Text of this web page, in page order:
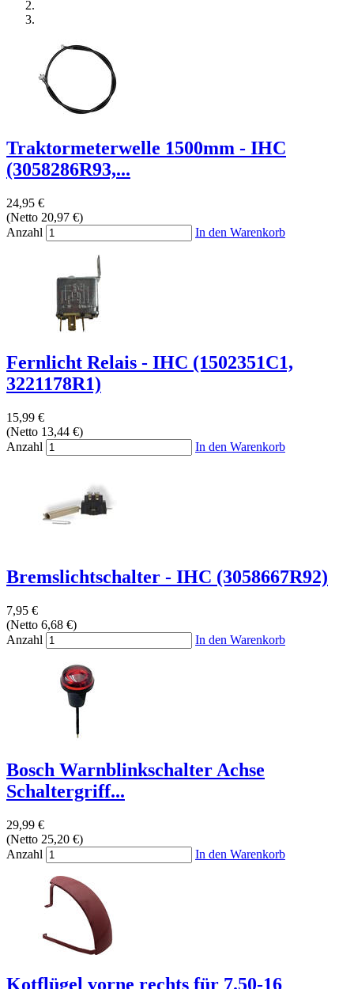
Traktormeterwelle 1500mm - IHC
(3058286R93,...
24,95 €
(Netto 20,97 €)
Anzahl
In den Warenkorb
Fernlicht Relais - IHC (1502351C1,
3221178R1)
15,99 €
(Netto 13,44 €)
Anzahl
In den Warenkorb
Bremslichtschalter - IHC (3058667R92)
7,95 €
(Netto 6,68 €)
Anzahl
In den Warenkorb
Bosch Warnblinkschalter Achse
Schaltergriff...
29,99 €
(Netto 25,20 €)
Anzahl
In den Warenkorb
Kotflügel vorne rechts für 7.50-16